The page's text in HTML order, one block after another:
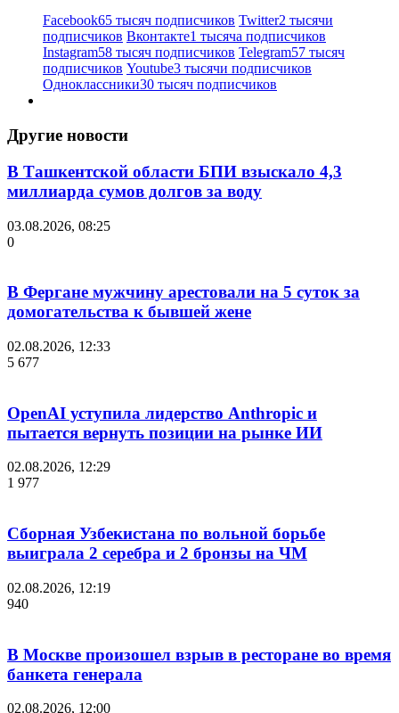
Facebook65 тысяч подписчиков Twitter2 тысячи
подписчиков Вконтакте1 тысяча подписчиков
Instagram58 тысяч подписчиков Telegram57 тысяч
подписчиков Youtube3 тысячи подписчиков
Одноклассники30 тысяч подписчиков
Другие новости
В Ташкентской области БПИ взыскало 4,3
миллиарда сумов долгов за воду
03.08.2026, 08:25
0
В Фергане мужчину арестовали на 5 суток за
домогательства к бывшей жене
02.08.2026, 12:33
5 677
OpenAI уступила лидерство Anthropic и
пытается вернуть позиции на рынке ИИ
02.08.2026, 12:29
1 977
Сборная Узбекистана по вольной борьбе
выиграла 2 серебра и 2 бронзы на ЧМ
02.08.2026, 12:19
940
В Москве произошел взрыв в ресторане во время
банкета генерала
02.08.2026, 12:00